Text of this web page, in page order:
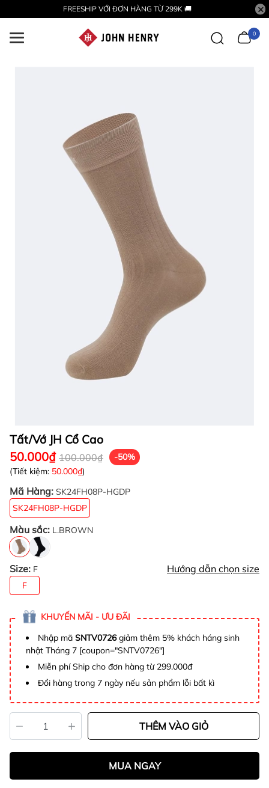
FREESHIP VỚI ĐƠN HÀNG TỪ 299K 🚚
0
Tất/Vớ JH Cổ Cao
50.000₫ 100.000₫
-50%
(Tiết kiệm: 50.000₫)
Mã Hàng: SK24FH08P-HGDP
SK24FH08P-HGDP
Màu sắc: L.BROWN
Size: F Hướng dẫn chọn size
F
KHUYẾN MÃI - ƯU ĐÃI
Nhập mã SNTV0726giảm thêm 5% khách háng sinh
nhật Tháng 7 [coupon="SNTV0726"]
Miễn phí Ship cho đơn hàng từ 299.000đ
Đổi hàng trong 7 ngày nếu sản phẩm lỗi bất kì
THÊM VÀO GIỎ
MUA NGAY